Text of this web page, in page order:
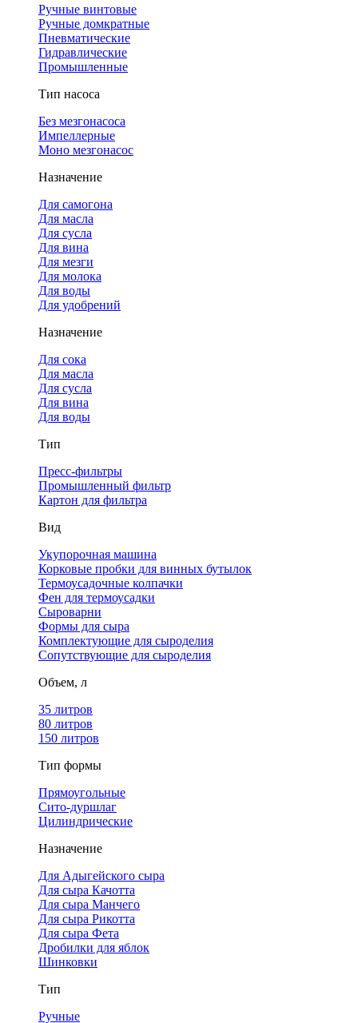
Ручные винтовые
Ручные домкратные
Пневматические
Гидравлические
Промышленные
Тип насоса
Без мезгонасоса
Импеллерные
Моно мезгонасос
Назначение
Для самогона
Для масла
Для сусла
Для вина
Для мезги
Для молока
Для воды
Для удобрений
Назначение
Для сока
Для масла
Для сусла
Для вина
Для воды
Тип
Пресс-фильтры
Промышленный фильтр
Картон для фильтра
Вид
Укупорочная машина
Корковые пробки для винных бутылок
Термоусадочные колпачки
Фен для термоусадки
Сыроварни
Формы для сыра
Комплектующие для сыроделия
Сопутствующие для сыроделия
Объем, л
35 литров
80 литров
150 литров
Тип формы
Прямоугольные
Сито-дуршлаг
Цилиндрические
Назначение
Для Адыгейского сыра
Для сыра Качотта
Для сыра Манчего
Для сыра Рикотта
Для сыра Фета
Дробилки для яблок
Шинковки
Тип
Ручные